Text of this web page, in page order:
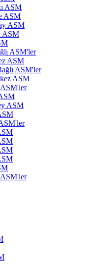
ASM
ASM
ASM
ASM
ASM'ler
ASM
ASM'ler
ASM
ASM